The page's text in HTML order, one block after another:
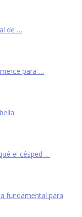
de …
para …
el césped …
fundamental para